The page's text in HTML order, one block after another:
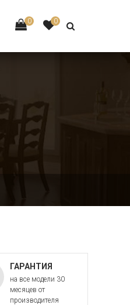
0 0
ГАРАНТИЯ
на все модели 30
месяцев от
производителя